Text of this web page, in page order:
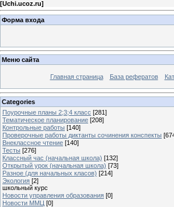
[Uchi.ucoz.ru]
Форма входа
Меню сайта
Главная страница База рефератов
Categories
Поурочные планы 2;3;4 класс [281]
Тематическое планирование [208]
Контрольные работы [140]
Проверочные работы диктанты сочинения конспекты
Внеклассное чтение [140]
Тесты [276]
Классный час (начальная школа) [132]
Открытый урок (начальная школа) [73]
Разное (для начальных класов) [214]
Экология [2]
школьный курс
Новости управления образования [0]
Новости ММЦ [0]